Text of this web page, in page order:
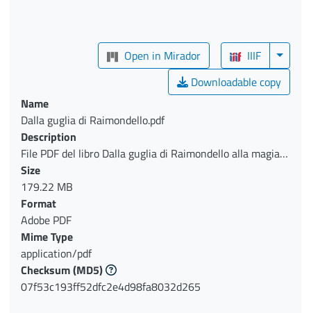
Open in Mirador
IIIF
Downloadable copy
Name
Dalla guglia di Raimondello.pdf
Description
File PDF del libro Dalla guglia di Raimondello alla magia
di messer Matteo
Size
179.22 MB
Format
Adobe PDF
Mime Type
application/pdf
Checksum(MD5)
07f53c193ff52dfc2e4d98fa8032d265